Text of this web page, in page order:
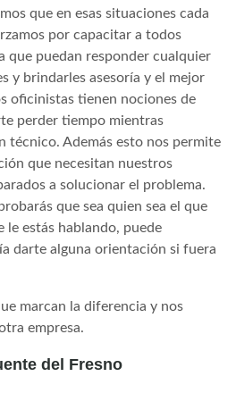
que en esas situaciones cada
por capacitar a todos
que puedan responder cualquier
y brindarles asesoría y el mejor
oficinistas tienen nociones de
perder tiempo mientras
técnico. Además esto nos permite
que necesitan nuestros
a solucionar el problema.
que sea quien sea el que
le estás hablando, puede
darte alguna orientación si fuera
marcan la diferencia y nos
empresa.
del Fresno